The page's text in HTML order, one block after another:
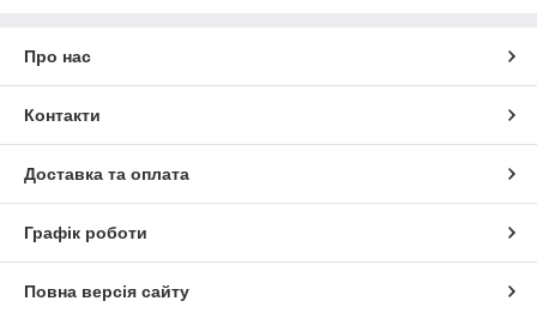
Про нас
Контакти
Доставка та оплата
Графік роботи
Повна версія сайту